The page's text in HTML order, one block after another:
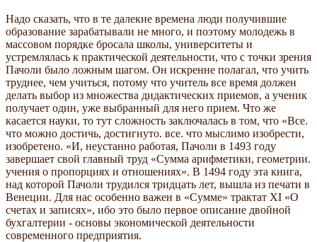
Надо сказать, что в те далекие времена люди получившие
образование зарабатывали не много, и поэтому молодежь в
массовом порядке бросала школы, университеты и
устремлялась к практической деятельности, что с точки зрения
Пачоли было ложным шагом. Он искренне полагал, что учить
труднее, чем учиться, потому что учитель все время должен
делать выбор из множества дидактических приемов, а ученик
получает один, уже выбранный для него прием. Что же
касается науки, то тут сложность заключалась в том, что «Все.
что можно достичь, достигнуто. все. что мыслимо изобрести,
изобретено. «И, неустанно работая, Пачоли в 1493 году
завершает свой главный труд «Сумма арифметики, геометрии.
учения о пропорциях и отношениях». В 1494 году эта книга,
над которой Пачоли трудился тридцать лет, вышла из печати в
Венеции. Для нас особенно важен в «Сумме» трактат XI «О
счетах и записях», ибо это было первое описание двойной
бухгалтерии - основы экономической деятельности
современного предприятия.